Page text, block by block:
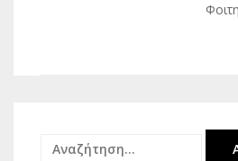
Αναζήτηση